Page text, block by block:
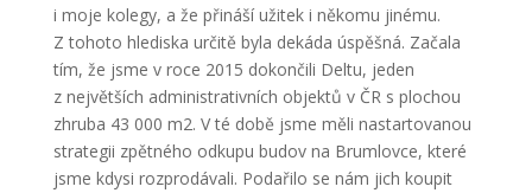
i moje kolegy, a že přináší užitek i někomu jinému.
Z tohoto hlediska určitě byla dekáda úspěšná. Začala
tím, že jsme v roce 2015 dokončili Deltu, jeden
z největších administrativních objektů v ČR s plochou
zhruba 43 000 m2. V té době jsme měli nastartovanou
strategii zpětného odkupu budov na Brumlovce, které
jsme kdysi rozprodávali. Podařilo se nám jich koupit